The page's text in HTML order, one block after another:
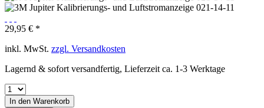
29,95 € *
inkl. MwSt. zzgl. Versandkosten
Lagernd & sofort versandfertig, Lieferzeit ca. 1-3 Werktage
In den Warenkorb